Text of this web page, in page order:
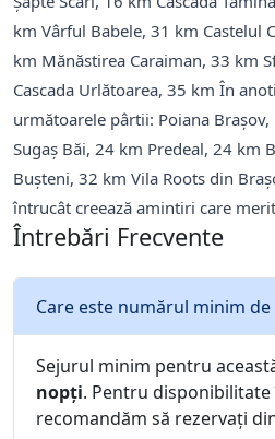
km Vârful Babele, 31 km Castelul
km Mănăstirea Caraiman, 33 km
Cascada Urlătoarea, 35 km În
următoarele pârtii: Poiana
Sugaş Băi, 24 km Predeal, 24 km
Bușteni, 32 km Vila Roots din
întrucât creează amintiri care
Întrebări Frecvente
Care este numărul minim
Sejurul minim pentru
nopți. Pentru disponibilitate
recomandăm să rezervați